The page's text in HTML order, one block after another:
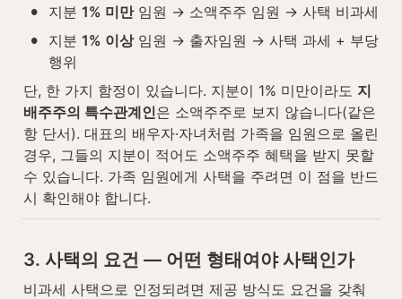
• 지분 1% 미만 임원 → 소액주주 임원 → 사택 비과세
• 지분 1% 이상 임원 → 출자임원 → 사택 과세 + 부당
행위
단, 한 가지 함정이 있습니다. 지분이 1% 미만이라도 지
배주주의 특수관계인은 소액주주로 보지 않습니다(같은
항 단서). 대표의 배우자·자녀처럼 가족을 임원으로 올린
경우, 그들의 지분이 적어도 소액주주 혜택을 받지 못할
수 있습니다. 가족 임원에게 사택을 주려면 이 점을 반드
시 확인해야 합니다.
3. 사택의 요건 — 어떤 형태여야 사택인가
비과세 사택으로 인정되려면 제공 방식도 요건을 갖춰